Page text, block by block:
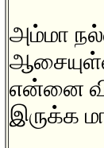
அம்மா
என்னை
இருக்க